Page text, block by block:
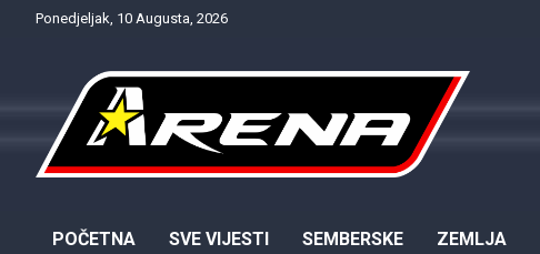
Ponedjeljak, 10 Augusta, 2026
POČETNA SVE VIJESTI SEMBERSKE ZEMLJA